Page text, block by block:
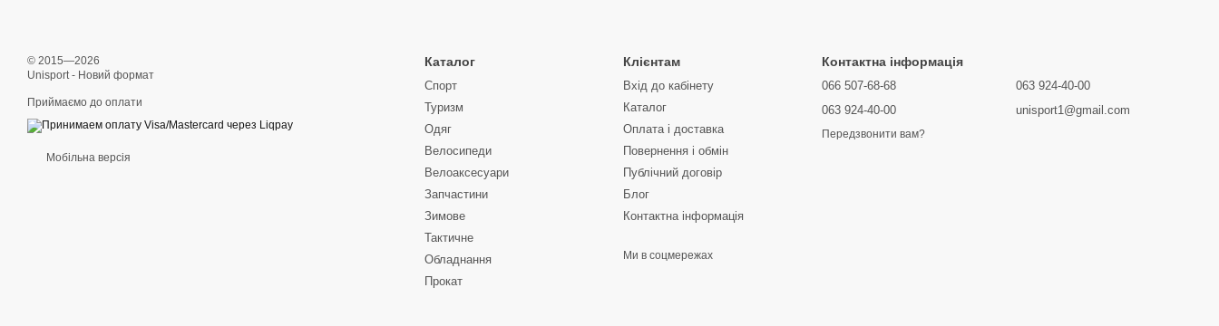
© 2015—2026
Unisport - Новий формат
Приймаємо до оплати
Мобільна версія
Каталог
Спорт
Туризм
Одяг
Велосипеди
Велоаксесуари
Запчастини
Зимове
Тактичне
Обладнання
Прокат
Клієнтам
Вхід до кабінету
Каталог
Оплата і доставка
Повернення і обмін
Публічний договір
Блог
Контактна інформація
Ми в соцмережах
Контактна інформація
066 507-68-68
063 924-40-00
Передзвонити вам?
063 924-40-00
unisport1@gmail.com